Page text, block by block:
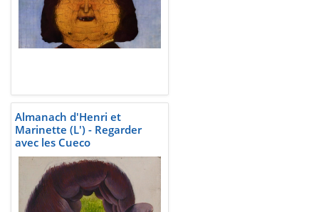
Almanach d'Henri et
Marinette (L') - Regarder
avec les Cueco